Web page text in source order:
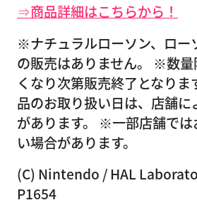
⇒商品詳細はこちらから！
※ナチュラルローソン、ロー
の販売はありません。 ※数
くなり次第販売終了となり
品のお取り扱い日は、店舗に
があります。 ※一部店舗では
い場合があります。
(C) Nintendo / HAL
P1654